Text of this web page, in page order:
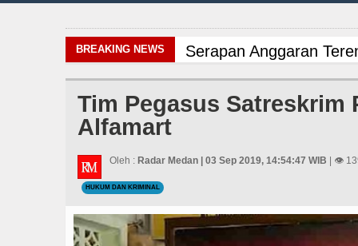
BREAKING NEWS Serapan Anggaran
Manchester City vs
Bayern Munich Menang
Tim Pegasus Satreskrim
Alfamart
Oleh : Radar Medan | 03 Sep 2019, 14:54:47 WIB | 👁
HUKUM DAN KRIMINAL